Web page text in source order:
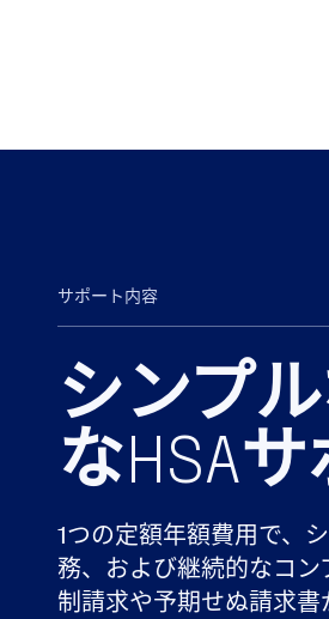
サポート内容
シンプ
なHSA
1つの定額年額費用で、
務、および継続的なコ
制請求や予期せぬ請求書